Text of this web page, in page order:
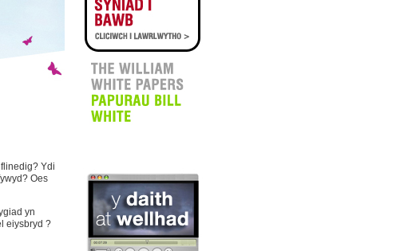
Ydi
Oes
yn
eiysbryd ?